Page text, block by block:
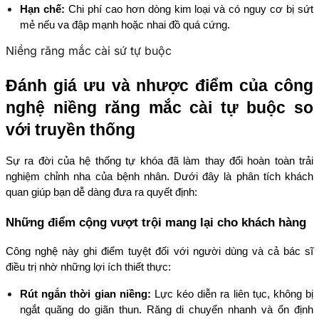
Hạn chế: Chi phí cao hơn dòng kim loại và có nguy cơ bị sứt
mẻ nếu va đập mạnh hoặc nhai đồ quá cứng.
Niềng răng mắc cài sứ tự buộc
Đánh giá ưu và nhược điểm của công
nghệ niềng răng mắc cài tự buộc so
với truyền thống
Sự ra đời của hệ thống tự khóa đã làm thay đổi hoàn toàn trải
nghiệm chỉnh nha của bệnh nhân. Dưới đây là phân tích khách
quan giúp bạn dễ dàng đưa ra quyết định:
Những điểm cộng vượt trội mang lại cho khách hàng
Công nghệ này ghi điểm tuyệt đối với người dùng và cả bác sĩ
điều trị nhờ những lợi ích thiết thực:
Rút ngắn thời gian niềng: Lực kéo diễn ra liên tục, không bị
ngắt quãng do giãn thun. Răng di chuyển nhanh và ổn định